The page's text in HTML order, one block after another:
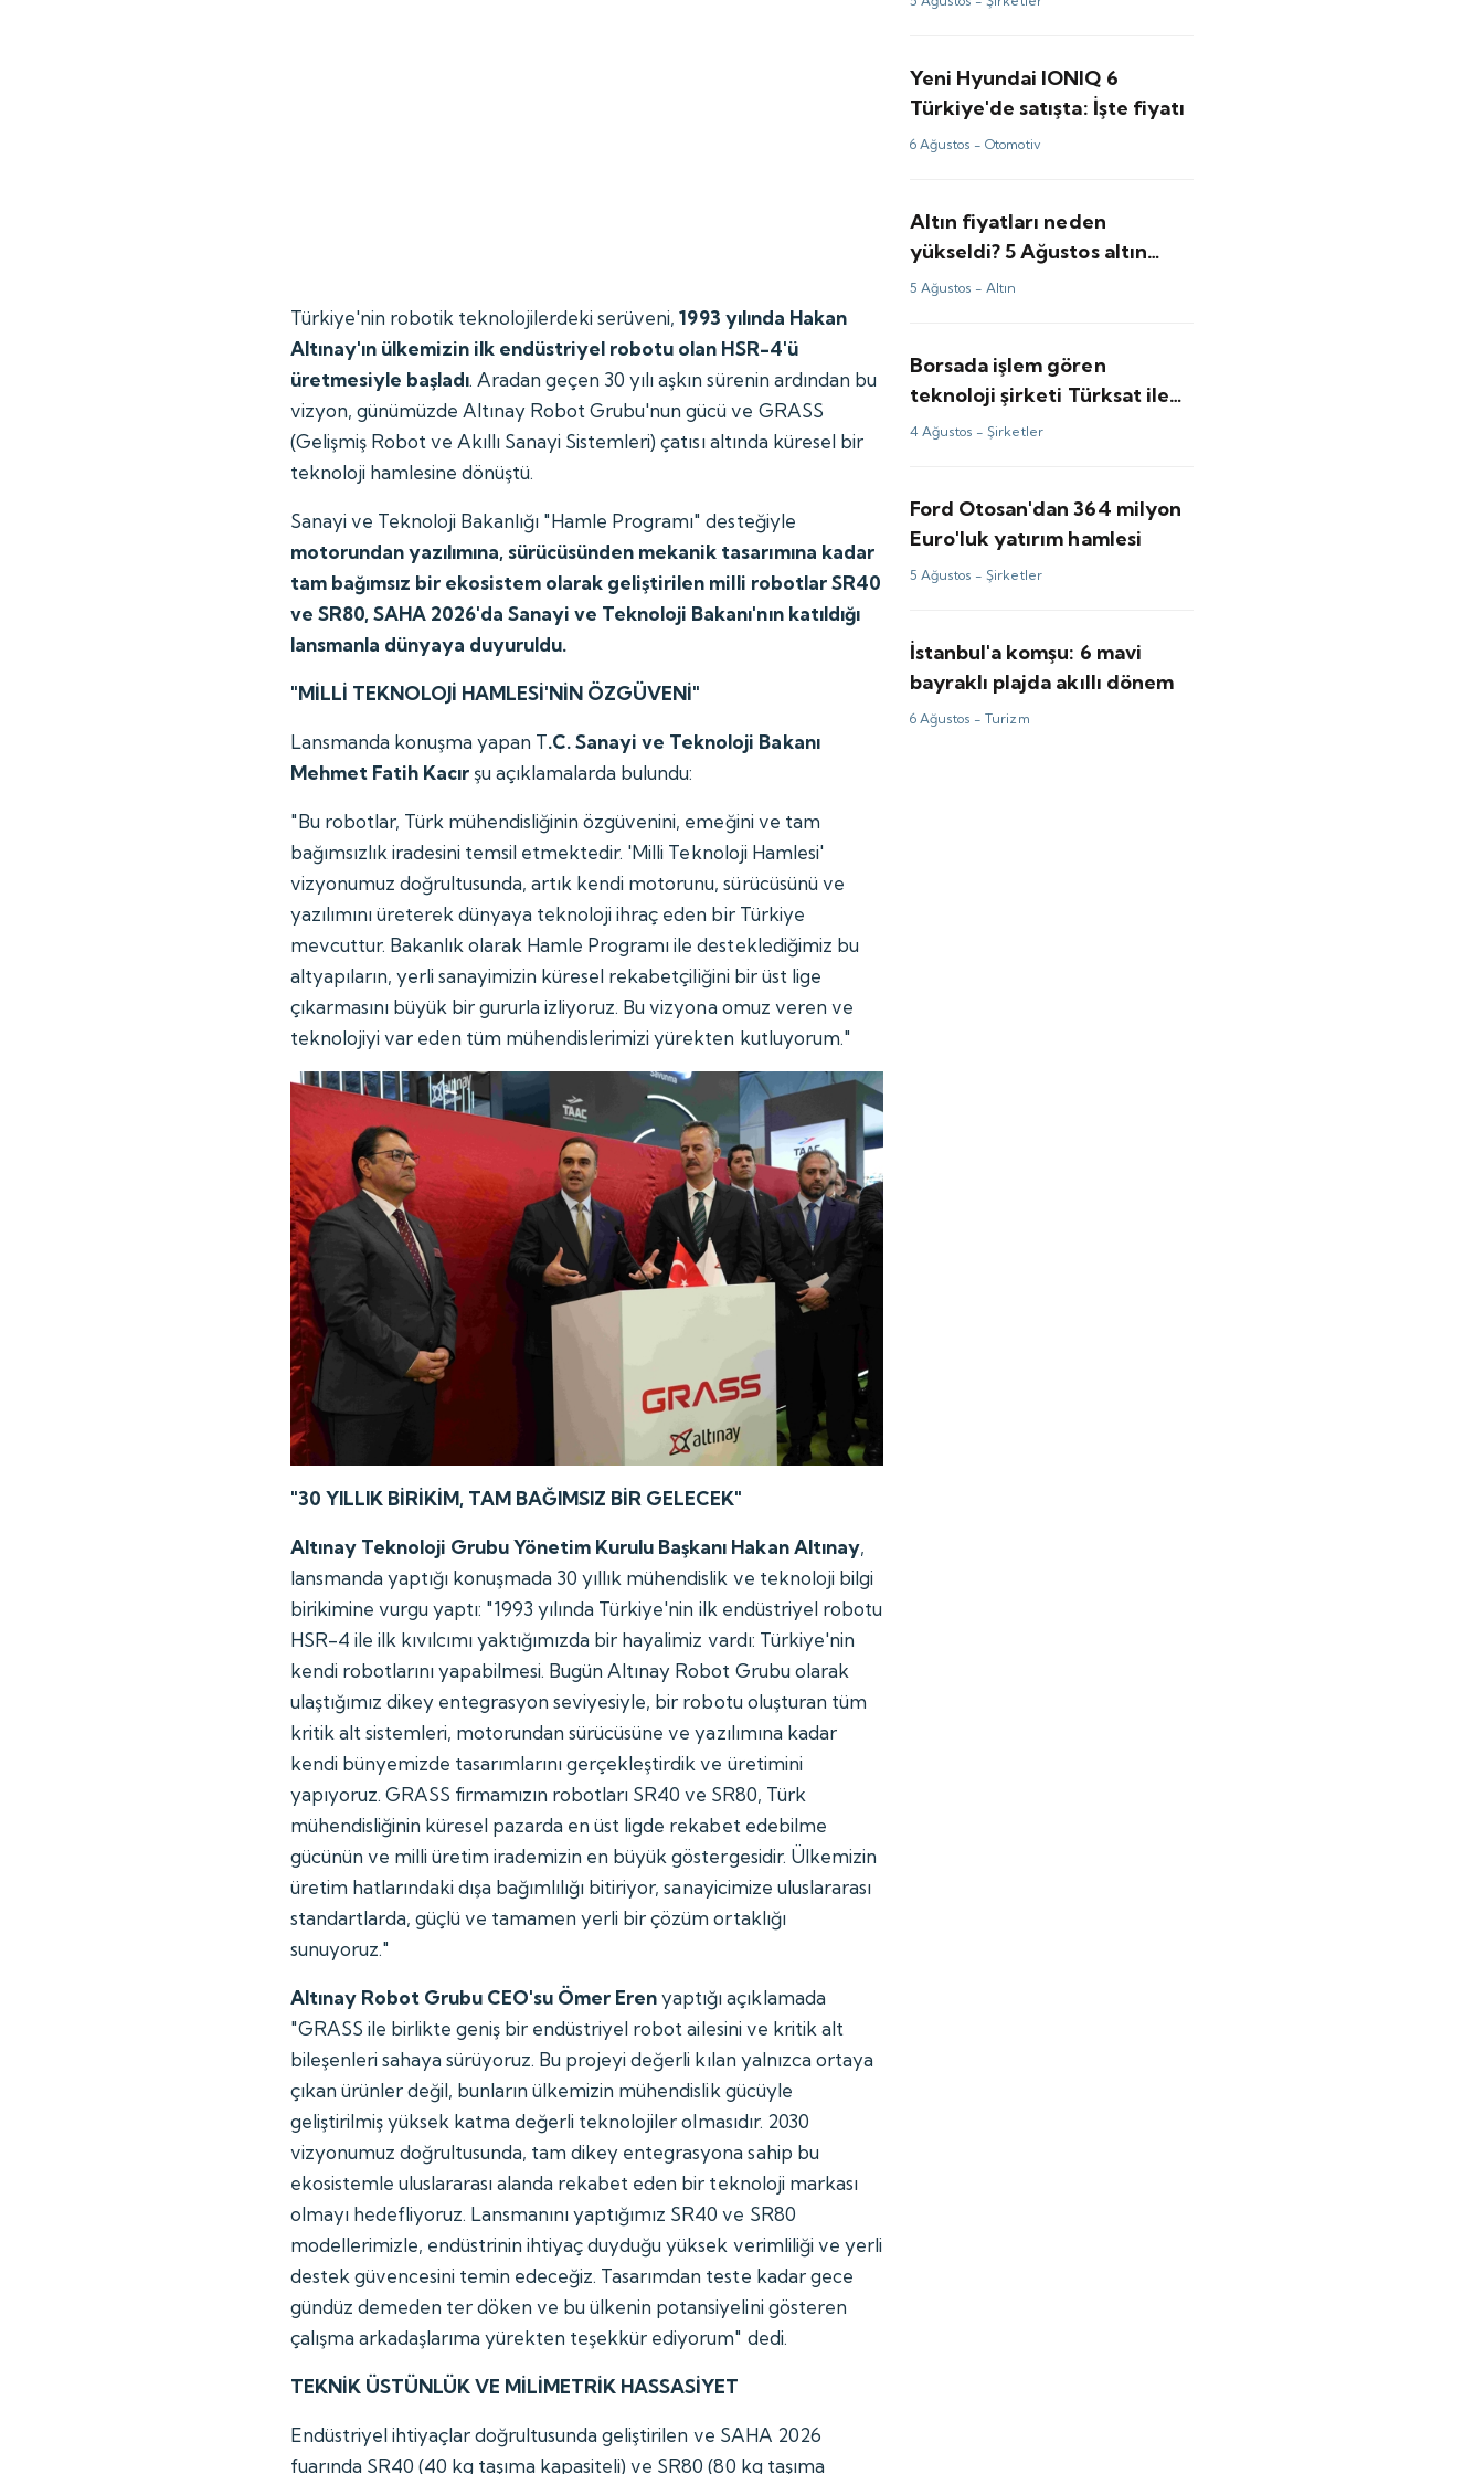
Türkiye'nin robotik teknolojilerdeki serüveni,1993 yılında Hakan
Altınay'ın ülkemizin ilk endüstriyel robotu olan HSR-4'ü
üretmesiyle başladı. Aradan geçen 30 yılı aşkın sürenin ardından bu
vizyon, günümüzde Altınay Robot Grubu'nun gücü ve GRASS
(Gelişmiş Robot ve Akıllı Sanayi Sistemleri) çatısı altında küresel bir
teknoloji hamlesine dönüştü.
Sanayi ve Teknoloji Bakanlığı "Hamle Programı" desteğiyle
motorundan yazılımına, sürücüsünden mekanik tasarımına kadar
tam bağımsız bir ekosistem olarak geliştirilen milli robotlar SR40
ve SR80, SAHA 2026'da Sanayi ve Teknoloji Bakanı'nın katıldığı
lansmanla dünyaya duyuruldu.
"MİLLİ TEKNOLOJİ HAMLESİ'NİN ÖZGÜVENİ"
Lansmanda konuşma yapan T.C. Sanayi ve Teknoloji Bakanı
Mehmet Fatih Kacır şu açıklamalarda bulundu:
"Bu robotlar, Türk mühendisliğinin özgüvenini, emeğini ve tam
bağımsızlık iradesini temsil etmektedir. 'Milli Teknoloji Hamlesi'
vizyonumuz doğrultusunda, artık kendi motorunu, sürücüsünü ve
yazılımını üreterek dünyaya teknoloji ihraç eden bir Türkiye
mevcuttur. Bakanlık olarak Hamle Programı ile desteklediğimiz bu
altyapıların, yerli sanayimizin küresel rekabetçiliğini bir üst lige
çıkarmasını büyük bir gururla izliyoruz. Bu vizyona omuz veren ve
teknolojiyi var eden tüm mühendislerimizi yürekten kutluyorum."
"30 YILLIK BİRİKİM, TAM BAĞIMSIZ BİR GELECEK"
Altınay Teknoloji Grubu Yönetim Kurulu Başkanı Hakan Altınay,
lansmanda yaptığı konuşmada 30 yıllık mühendislik ve teknoloji bilgi
birikimine vurgu yaptı: "1993 yılında Türkiye'nin ilk endüstriyel robotu
HSR-4 ile ilk kıvılcımı yaktığımızda bir hayalimiz vardı: Türkiye'nin
kendi robotlarını yapabilmesi. Bugün Altınay Robot Grubu olarak
ulaştığımız dikey entegrasyon seviyesiyle, bir robotu oluşturan tüm
kritik alt sistemleri, motorundan sürücüsüne ve yazılımına kadar
kendi bünyemizde tasarımlarını gerçekleştirdik ve üretimini
yapıyoruz. GRASS firmamızın robotları SR40 ve SR80, Türk
mühendisliğinin küresel pazarda en üst ligde rekabet edebilme
gücünün ve milli üretim irademizin en büyük göstergesidir. Ülkemizin
üretim hatlarındaki dışa bağımlılığı bitiriyor, sanayicimize uluslararası
standartlarda, güçlü ve tamamen yerli bir çözüm ortaklığı
sunuyoruz."
Altınay Robot Grubu CEO'su Ömer Erenyaptığı açıklamada
"GRASS ile birlikte geniş bir endüstriyel robot ailesini ve kritik alt
bileşenleri sahaya sürüyoruz. Bu projeyi değerli kılan yalnızca ortaya
çıkan ürünler değil, bunların ülkemizin mühendislik gücüyle
geliştirilmiş yüksek katma değerli teknolojiler olmasıdır. 2030
vizyonumuz doğrultusunda, tam dikey entegrasyona sahip bu
ekosistemle uluslararası alanda rekabet eden bir teknoloji markası
olmayı hedefliyoruz. Lansmanını yaptığımız SR40 ve SR80
modellerimizle, endüstrinin ihtiyaç duyduğu yüksek verimliliği ve yerli
destek güvencesini temin edeceğiz. Tasarımdan teste kadar gece
gündüz demeden ter döken ve bu ülkenin potansiyelini gösteren
çalışma arkadaşlarıma yürekten teşekkür ediyorum" dedi.
TEKNİK ÜSTÜNLÜK VE MİLİMETRİK HASSASİYET
Endüstriyel ihtiyaçlar doğrultusunda geliştirilen ve SAHA 2026
fuarında SR40 (40 kg taşıma kapasiteli) ve SR80 (80 kg taşıma
Yeni Hyundai IONIQ 6
Türkiye'de satışta: İşte fiyatı
6 Ağustos -Otomotiv
Altın fiyatları neden
yükseldi? 5 Ağustos altın
analizi
5 Ağustos -Altın
Borsada işlem gören
teknoloji şirketi Türksat ile
anlaşmasını duyurdu
4 Ağustos - Şirketler
Ford Otosan'dan 364 milyon
Euro'luk yatırım hamlesi
5 Ağustos - Şirketler
İstanbul'a komşu: 6 mavi
bayraklı plajda akıllı dönem
6 Ağustos -Turizm